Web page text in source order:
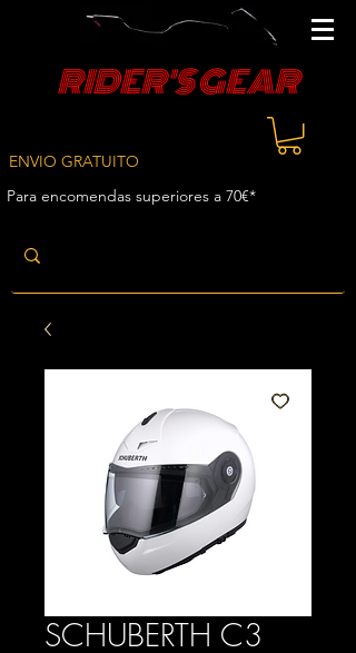
RIDER'S GEAR
ENVIO GRATUITO
Para encomendas superiores a 70€*
SCHUBERTH C3